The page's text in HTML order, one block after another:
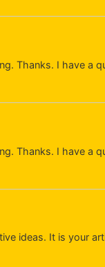
Thanks. I have a
Thanks. I have a
ideas. It is your